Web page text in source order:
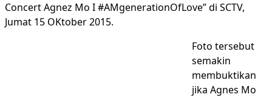
Concert Agnez Mo I #AMgenerationOfLove” di SCTV,
Jumat 15 OKtober 2015.
Foto tersebut
semakin
membuktikan
jika Agnes Mo